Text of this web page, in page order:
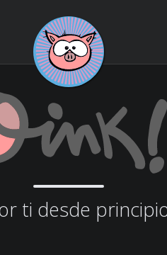
ti desde